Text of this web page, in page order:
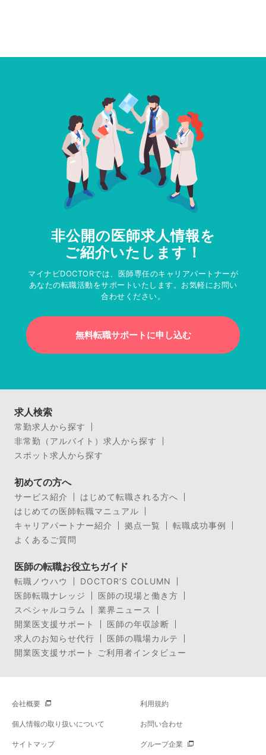
非公開の医師求人情報を
ご紹介いたします！
マイナビDOCTORでは、医師専任のキャリアパートナーが
あなたの転職活動をサポートいたします。お気軽にお問い
合わせください。
無料転職サポートに申し込む
求人検索
常勤求人から探す
非常勤（アルバイト）求人から探す
スポット求人から探す
初めての方へ
サービス紹介
はじめて転職される方へ
はじめての医師転職マニュアル
キャリアパートナー紹介
拠点一覧
転職成功事例
よくあるご質問
医師の転職お役立ちガイド
転職ノウハウ
DOCTOR’S COLUMN
医師転職ナレッジ
医師の現場と働き方
スペシャルコラム
業界ニュース
開業医支援サポート
医師の年収診断
求人のお知らせ代行
医師の職場カルテ
開業医支援サポート ご利用者インタビュー
会社概要 利用規約
個人情報の取り扱いについて お問い合わせ
サイトマップ グループ企業